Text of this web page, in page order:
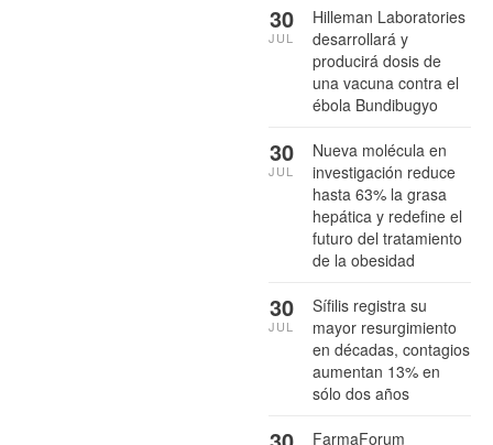
Hilleman Laboratories
desarrollará y
producirá dosis de
una vacuna contra el
ébola Bundibugyo
30
JUL
Nueva molécula en
investigación reduce
hasta 63% la grasa
hepática y redefine el
futuro del tratamiento
de la obesidad
30
JUL
Sífilis registra su
mayor resurgimiento
en décadas, contagios
aumentan 13% en
sólo dos años
30
JUL
FarmaForum